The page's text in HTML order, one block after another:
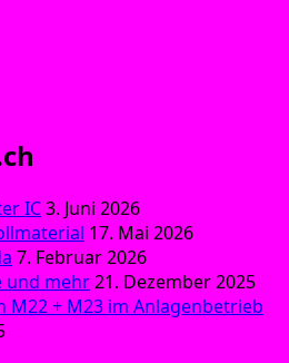
IC3. Juni 2026
17. Mai 2026
7. Februar 2026
und mehr21. Dezember 2025
+ M23 im Anlagenbetrieb